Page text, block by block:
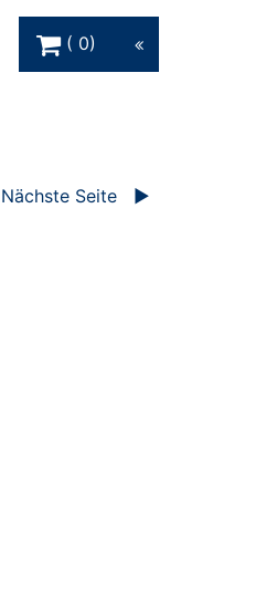
0
Nächste Seite